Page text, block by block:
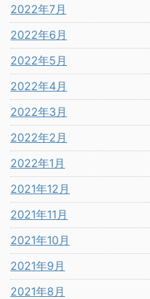
2022年7月
2022年6月
2022年5月
2022年4月
2022年3月
2022年2月
2022年1月
2021年12月
2021年11月
2021年10月
2021年9月
2021年8月